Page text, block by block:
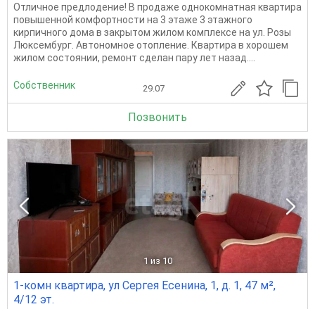
Отличное предлодение! В продаже однокомнатная квартира
повышенной комфортности на 3 этаже 3 этажного
кирпичного дома в закрытом жилом комплексе на ул. Розы
Люксембург. Автономное отопление. Квартира в хорошем
жилом состоянии, ремонт сделан пару лет назад....
Собственник 29.07
Позвонить
1 из 10
1-комн квартира, ул Сергея Есенина, 1, д. 1, 47 м²,
4/12 эт.